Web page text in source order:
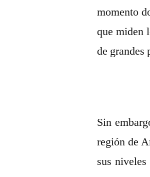
momento
que miden
de grandes
Sin
región de
sus